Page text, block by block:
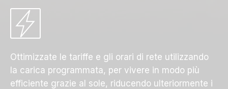
Ottimizzate le tariffe e gli orari di rete utilizzando
la carica programmata, per vivere in modo più
efficiente grazie al sole, riducendo ulteriormente i